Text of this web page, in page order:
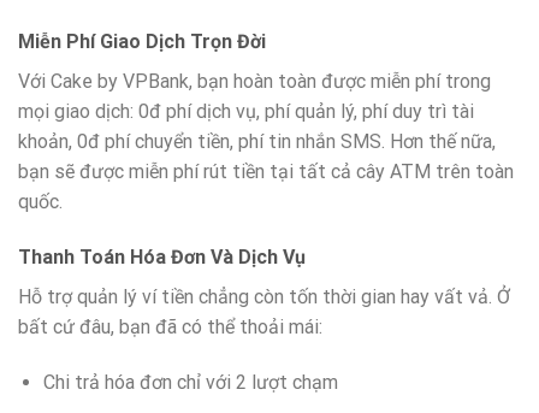
Miễn Phí Giao Dịch Trọn Đời
Với Cake by VPBank, bạn hoàn toàn được miễn phí trong
mọi giao dịch: 0đ phí dịch vụ, phí quản lý, phí duy trì tài
khoản, 0đ phí chuyển tiền, phí tin nhắn SMS. Hơn thế nữa,
bạn sẽ được miễn phí rút tiền tại tất cả cây ATM trên toàn
quốc.
Thanh Toán Hóa Đơn Và Dịch Vụ
Hỗ trợ quản lý ví tiền chẳng còn tốn thời gian hay vất vả. Ở
bất cứ đâu, bạn đã có thể thoải mái:
Chi trả hóa đơn chỉ với 2 lượt chạm